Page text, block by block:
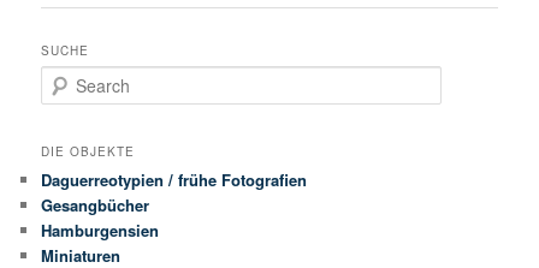
SUCHE
Search
DIE OBJEKTE
Daguerreotypien / frühe Fotografien
Gesangbücher
Hamburgensien
Miniaturen